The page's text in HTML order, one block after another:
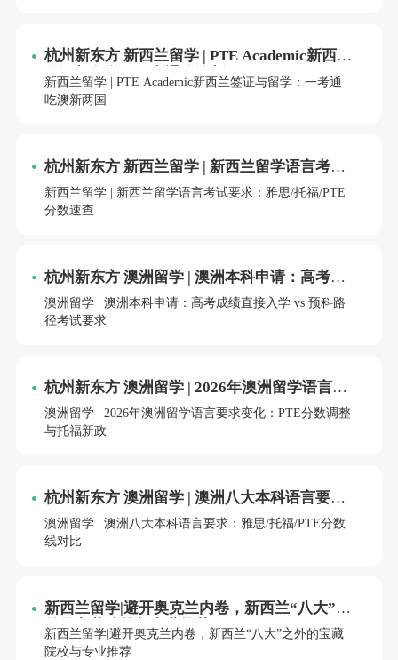
杭州新东方 新西兰留学 | PTE Academic新西兰
签证与留学：一考通吃澳新两国
新西兰留学 | PTE Academic新西兰签证与留学：一考通
吃澳新两国
杭州新东方 新西兰留学 | 新西兰留学语言考试
要求：雅思/托福/PTE分数速查
新西兰留学 | 新西兰留学语言考试要求：雅思/托福/PTE
分数速查
杭州新东方 澳洲留学 | 澳洲本科申请：高考成
绩直接入学 vs 预科路径考试要求
澳洲留学 | 澳洲本科申请：高考成绩直接入学 vs 预科路
径考试要求
杭州新东方 澳洲留学 | 2026年澳洲留学语言要
求变化：PTE分数调整与托福新政
澳洲留学 | 2026年澳洲留学语言要求变化：PTE分数调整
与托福新政
杭州新东方 澳洲留学 | 澳洲八大本科语言要
求：雅思/托福/PTE分数线对比
澳洲留学 | 澳洲八大本科语言要求：雅思/托福/PTE分数
线对比
新西兰留学|避开奥克兰内卷，新西兰“八大”之
外的宝藏院校与专业推荐
新西兰留学|避开奥克兰内卷，新西兰“八大”之外的宝藏
院校与专业推荐